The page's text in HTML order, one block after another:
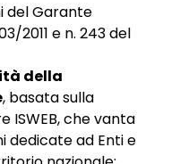
del Garante
2011 e n. 243 del
della
, basata sulla
che vanta
dedicate ad Enti e